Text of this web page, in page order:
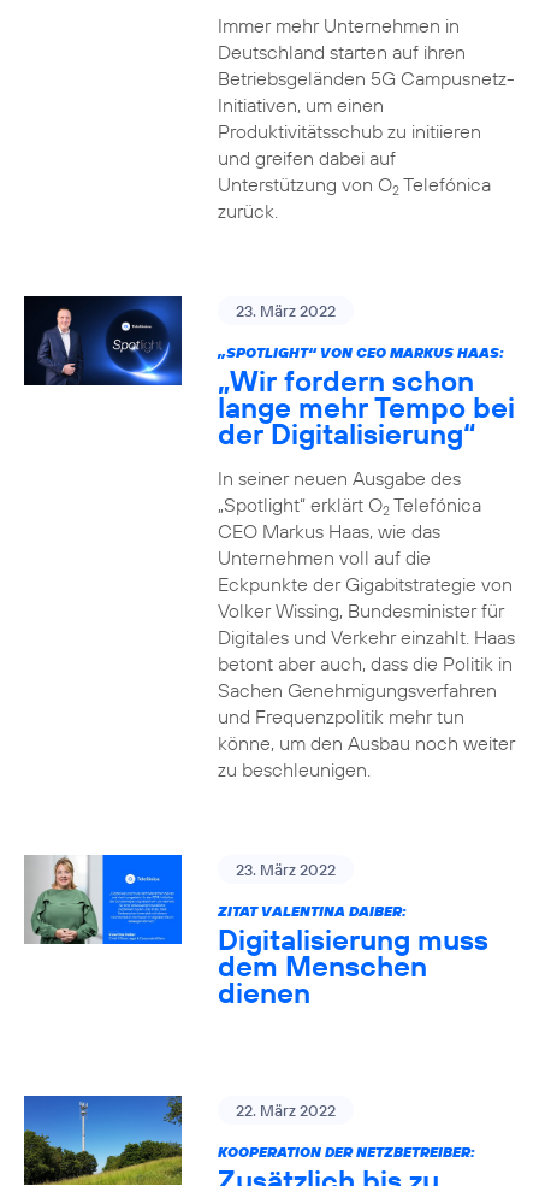
Immer mehr Unternehmen in
Deutschland starten auf ihren
Betriebsgeländen 5G Campusnetz-
Initiativen, um einen
Produktivitätsschub zu initiieren
und greifen dabei auf
Unterstützung von O2Telefónica
zurück.
23. März 2022
„SPOTLIGHT“ VON CEO MARKUS HAAS:
„Wir fordern schon
lange mehr Tempo bei
der Digitalisierung“
In seiner neuen Ausgabe des
„Spotlight“ erklärt O2Telefónica
CEO Markus Haas, wie das
Unternehmen voll auf die
Eckpunkte der Gigabitstrategie von
Volker Wissing, Bundesminister für
Digitales und Verkehr einzahlt. Haas
betont aber auch, dass die Politik in
Sachen Genehmigungsverfahren
und Frequenzpolitik mehr tun
könne, um den Ausbau noch weiter
zu beschleunigen.
23. März 2022
ZITAT VALENTINA DAIBER:
Digitalisierung muss
dem Menschen
dienen
22. März 2022
KOOPERATION DER NETZBETREIBER: